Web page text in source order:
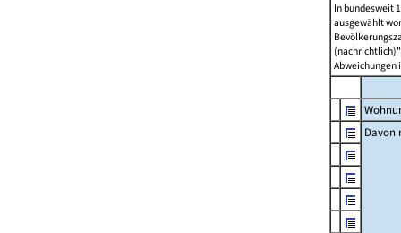
In bundesweit
ausgewählt
Abweichungen
Davon